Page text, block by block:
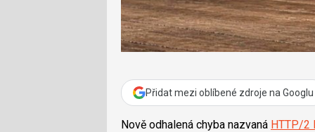
Přidat mezi oblíbené zdroje na Googlu
Nově odhalená chyba nazvaná HTTP/2